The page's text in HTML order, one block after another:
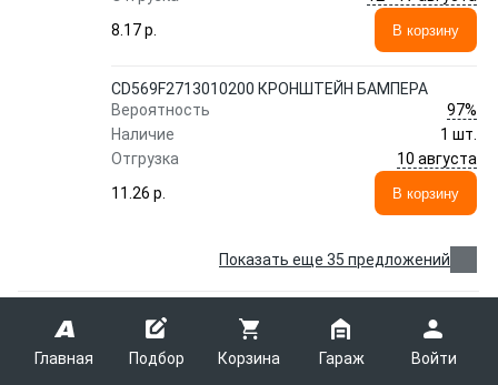
Главная Подбор Корзина Гараж Войти
8.17 p.
В корзину
CD569F2713010200 КРОНШТЕЙН БАМПЕРА
Вероятность
97%
Наличие
1 шт.
Отгрузка
10 августа
11.26 p.
В корзину
Показать еще 35 предложений
ШПИЛЬКА КОЛЕСНАЯ CHANGAN CS35
S101062-1100
CHANGAN
S101062-1100